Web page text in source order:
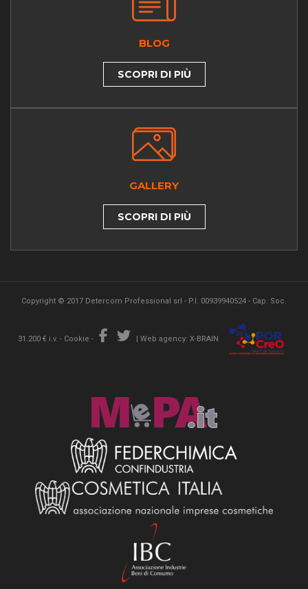
BLOG
SCOPRI DI PIÙ
GALLERY
SCOPRI DI PIÙ
Copyright © 2017 Detercom Professional srl - P.I. 00939940524 - Cap. Soc.
31.200 € i.v. - Cookie - | Web agency: X-BRAIN